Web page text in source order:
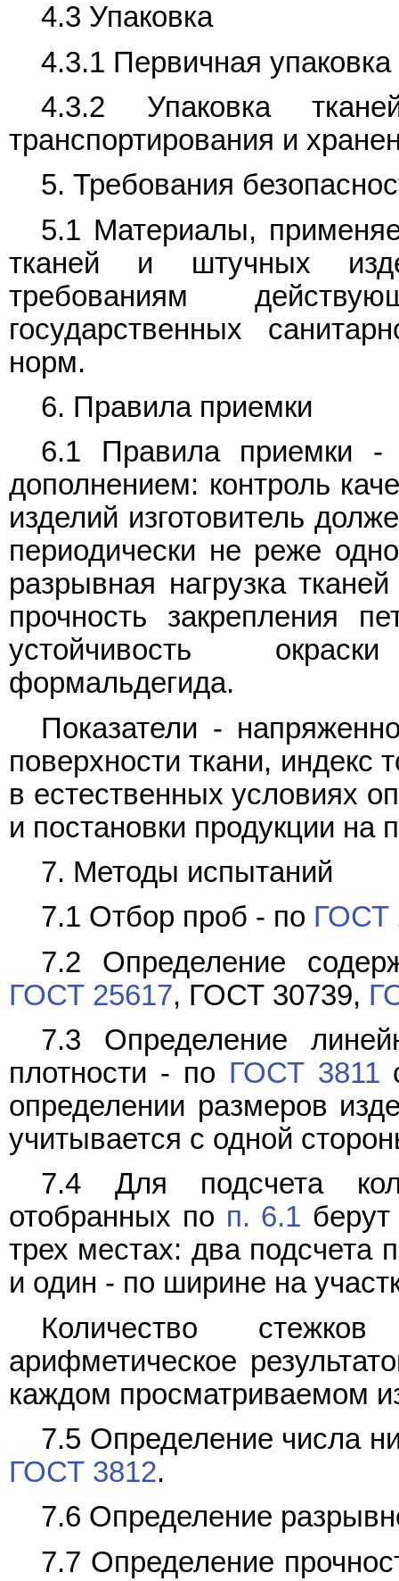
4.3 Упаковка
4.3.1 Первичная
4.3.2 Упаковка
транспортирования и
5. Требования
5.1 Материалы,
тканей и штучных
требованиям
государственных
норм.
6. Правила приемки
6.1 Правила приемки
дополнением: контроль
изделий изготовитель
периодически не реже
разрывная нагрузка
прочность закрепления
устойчивость
формальдегида.
Показатели -
поверхности ткани, индекс
в естественных условиях
и постановки продукции на
7. Методы испытаний
7.1 Отбор проб - по ГОСТ
7.2 Определение
ГОСТ 25617, ГОСТ 30739,
7.3 Определение
плотности - по ГОСТ 3811
определении размеров
учитывается с одной
7.4 Для подсчета
отобранных по п. 6.1
трех местах: два подсчета
и один - по ширине на
Количество
арифметическое
каждом просматриваемом
7.5 Определение числа
ГОСТ 3812.
7.6 Определение
7.7 Определение